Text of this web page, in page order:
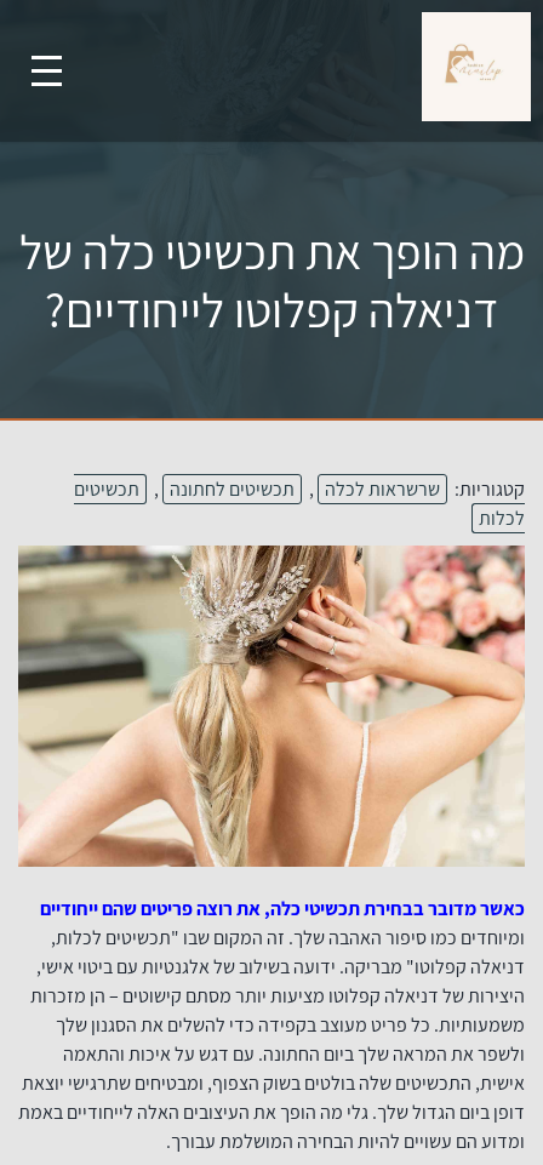
מה הופך את תכשיטי כלה של
דניאלה קפלוטו לייחודיים?
קטגוריות: שרשראות לכלה , תכשיטים לחתונה ,
תכשיטים
לכלות
כאשר מדובר בבחירת תכשיטי כלה, את רוצה פריטים שהם ייחודיים
ומיוחדים כמו סיפור האהבה שלך. זה המקום שבו "תכשיטים לכלות,
דניאלה קפלוטו" מבריקה. ידועה בשילוב של אלגנטיות עם ביטוי אישי,
היצירות של דניאלה קפלוטו מציעות יותר מסתם קישוטים – הן מזכרות
משמעותיות. כל פריט מעוצב בקפידה כדי להשלים את הסגנון שלך
ולשפר את המראה שלך ביום החתונה. עם דגש על איכות והתאמה
אישית, התכשיטים שלה בולטים בשוק הצפוף, ומבטיחים שתרגישי יוצאת
דופן ביום הגדול שלך. גלי מה הופך את העיצובים האלה לייחודיים באמת
ומדוע הם עשויים להיות הבחירה המושלמת עבורך.